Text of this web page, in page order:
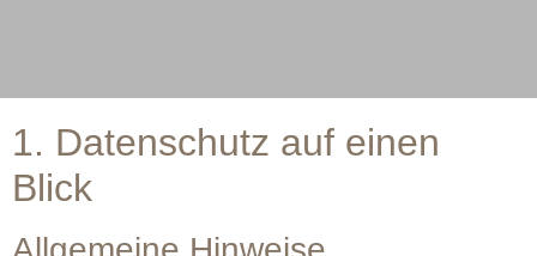
1. Datenschutz auf einen
Blick